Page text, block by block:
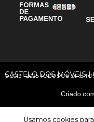
FORMAS
DE
PAGAMENTO
CASTELO DOS MÓVEIS
© 2013 - 2025 TODOS OS
Criado
Usamos cookies